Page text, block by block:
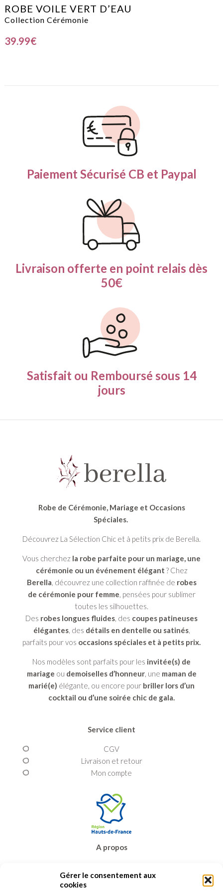
Gérer le consentement aux
cookies
ROBE VOILE VERT D’EAU
Collection Cérémonie
39.99€
Paiement Sécurisé CB et Paypal
Livraison offerte en point relais dès
50€
Satisfait ou Remboursé sous 14
jours
Robe de Cérémonie, Mariage et Occasions
Spéciales.
Découvrez La Sélection Chic et à petits prix de Berella.
Vous cherchez la robe parfaite pour un mariage, une
cérémonie ou un événement élégant ? Chez
Berella, découvrez une collection raffinée de robes
de cérémonie pour femme, pensées pour sublimer
toutes les silhouettes.
Des robes longues fluides, des coupes patineuses
élégantes, des détails en dentelle ou satinés,
parfaits pour vos occasions spéciales et à petits prix.
Nos modèles sont parfaits pour les invitée(s) de
mariage ou demoiselles d’honneur, une maman de
marié(e) élégante, ou encore pour briller lors d’un
cocktail ou d’une soirée chic de gala.
Service client
CGV
Livraison et retour
Mon compte
A propos
Bijoux & accessoires